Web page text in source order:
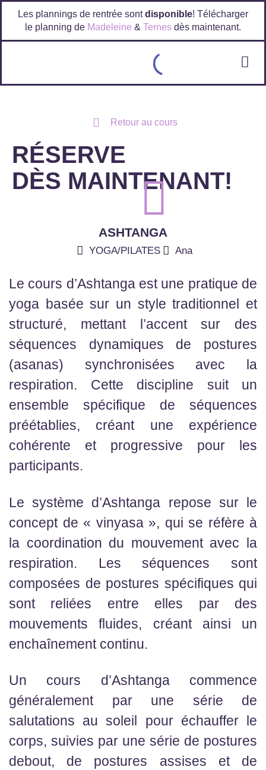
Les plannings de rentrée sontdisponible! Télécharger
le planning de Madeleine & Ternesdès maintenant.
Retour au cours
RÉSERVE
DÈS MAINTENANT!
ASHTANGA
YOGA/PILATES Ana
Le cours d’Ashtanga est une pratique de
yoga basée sur un style traditionnel et
structuré, mettant l’accent sur des
séquences dynamiques de postures
(asanas) synchronisées avec la
respiration. Cette discipline suit un
ensemble spécifique de séquences
préétablies, créant une expérience
cohérente et progressive pour les
participants.
Le système d’Ashtanga repose sur le
concept de « vinyasa », qui se réfère à
la coordination du mouvement avec la
respiration. Les séquences sont
composées de postures spécifiques qui
sont reliées entre elles par des
mouvements fluides, créant ainsi un
enchaînement continu.
Un cours d’Ashtanga commence
généralement par une série de
salutations au soleil pour échauffer le
corps, suivies par une série de postures
debout, de postures assises et de